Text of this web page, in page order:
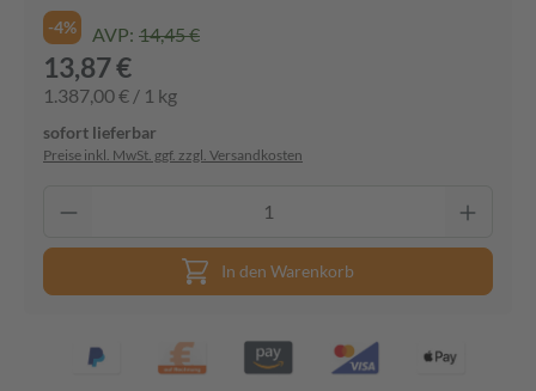
-4% AVP: 14,45 €
13,87 €
1.387,00 € / 1 kg
sofort lieferbar
Preise inkl. MwSt. ggf. zzgl. Versandkosten
In den Warenkorb